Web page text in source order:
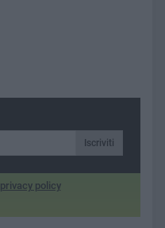
Iscriviti
privacy policy